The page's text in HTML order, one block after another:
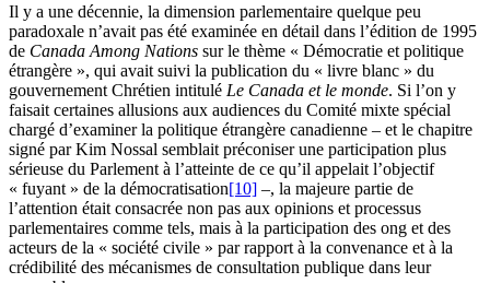
Il y a une décennie, la dimension parlementaire quelque peu
paradoxale n’avait pas été examinée en détail dans l’édition de 1995
de Canada Among Nations sur le thème « Démocratie et politique
étrangère », qui avait suivi la publication du « livre blanc » du
gouvernement Chrétien intitulé Le Canada et le monde. Si l’on y
faisait certaines allusions aux audiences du Comité mixte spécial
chargé d’examiner la politique étrangère canadienne – et le chapitre
signé par Kim Nossal semblait préconiser une participation plus
sérieuse du Parlement à l’atteinte de ce qu’il appelait l’objectif
« fuyant » de la démocratisation[10] –, la majeure partie de
l’attention était consacrée non pas aux opinions et processus
parlementaires comme tels, mais à la participation des ong et des
acteurs de la « société civile » par rapport à la convenance et à la
crédibilité des mécanismes de consultation publique dans leur